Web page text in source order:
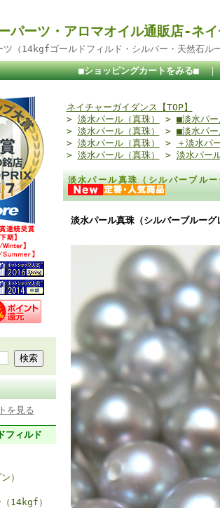
パーツ・アロマオイル通販店-ネ
ツ（14kgfゴールドフィルド・シルバー・天然石ル
■ショッピングカートをみる■
を見る
フィルド
）
14kgf）
ネイチャーガイダンス【TOP】
> 淡水パール（真珠） > ■淡水パ
> 淡水パール（真珠） > ■淡水パ
> 淡水パール（真珠） >
＋淡水パ
> 淡水パール（真珠） > 淡水パー
淡水パール真珠（シルバーブル
淡水パール真珠（シルバーブルー